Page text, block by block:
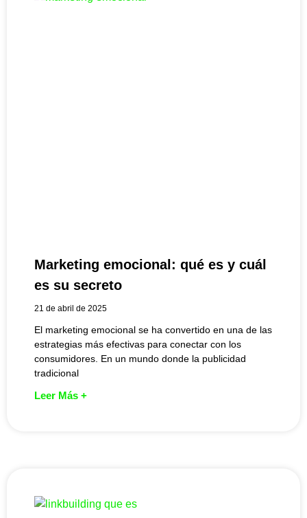
Marketing emocional: qué es y cuál
es su secreto
21 de abril de 2025
El marketing emocional se ha convertido en una de las
estrategias más efectivas para conectar con los
consumidores. En un mundo donde la publicidad
tradicional
Leer Más +